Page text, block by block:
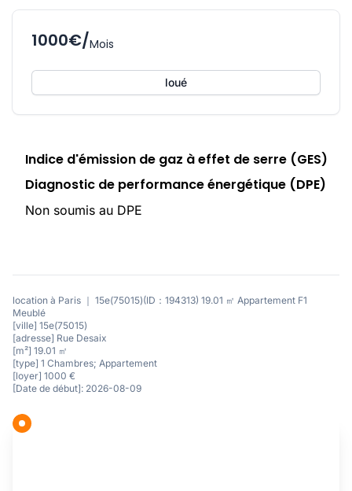
1000€/Mois
loué
Indice d'émission de gaz à effet de serre (GES)
Diagnostic de performance énergétique (DPE)
Non soumis au DPE
location à Paris ｜ 15e(75015)(ID：194313) 19.01 ㎡ Appartement F1
Meublé
[ville] 15e(75015)
[adresse] Rue Desaix
[m²] 19.01 ㎡
[type] 1 Chambres; Appartement
[loyer] 1000 €
[Date de début]: 2026-08-09